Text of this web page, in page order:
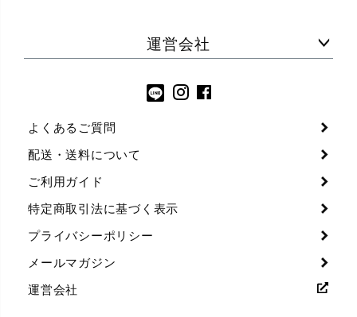
運営会社
よくあるご質問
配送・送料について
ご利用ガイド
特定商取引法に基づく表示
プライバシーポリシー
メールマガジン
運営会社